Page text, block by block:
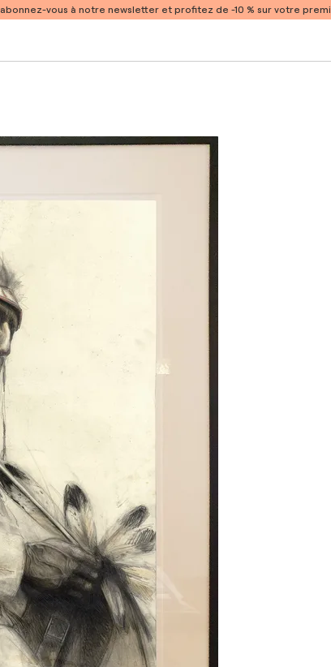
abonnez-vous à notre newsletter et profitez de -10 % sur votre